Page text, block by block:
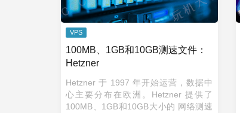
VPS
100MB、1GB和10GB测速文件：
Hetzner
Hetzner 于 1997 年开始运营，数据中
心主要分布在欧洲。Hetzner 提供了
100MB、1GB和10GB大小的 网络测速